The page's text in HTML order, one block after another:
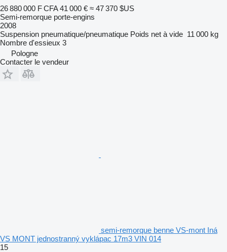
26 880 000 F CFA 41 000 € ≈ 47 370 $US
Semi-remorque porte-engins
2008
Suspension pneumatique/pneumatique Poids net à vide 11 000 kg
Nombre d'essieux 3
Pologne
Contacter le vendeur
semi-remorque benne VS-mont Iná
VS MONT jednostranný vyklápac 17m3 VIN 014
15